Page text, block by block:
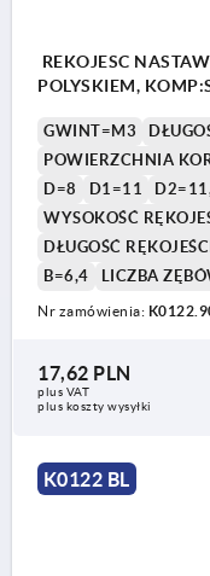
REKOJESC
POLYSKIEM,
GWINT=M3
POWIERZCHNIA
D=8
D1=11
WYSOKOŚĆ
DŁUGOŚĆ
B=6,4
LICZBA
Nr zamówienia:
17,62 PLN
plus VAT
plus koszty wysyłki
K0122 BL